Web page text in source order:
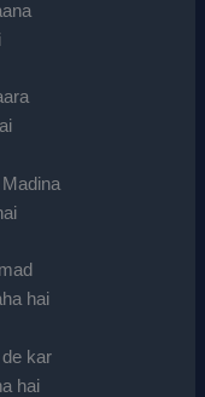
hai
kar
hai